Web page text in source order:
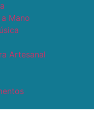
Mano
Artesanal